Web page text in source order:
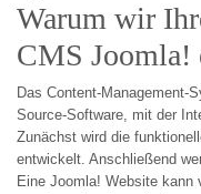
Warum wir
CMS Joomla!
Das Content-Management-
Source-Software, mit der
Zunächst wird die
entwickelt. Anschließend
Eine Joomla! Website kann